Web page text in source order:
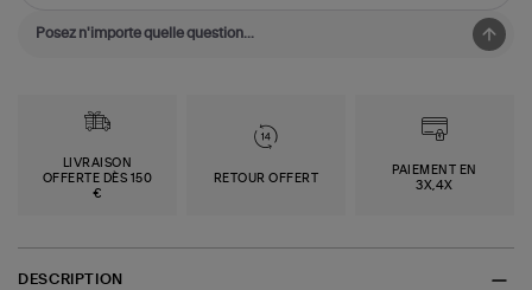
LIVRAISON
OFFERTE DÈS 150
€
RETOUR OFFERT
PAIEMENT EN
3X,4X
DESCRIPTION